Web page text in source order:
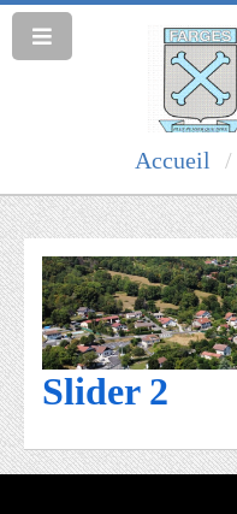
Accueil
Slider 2